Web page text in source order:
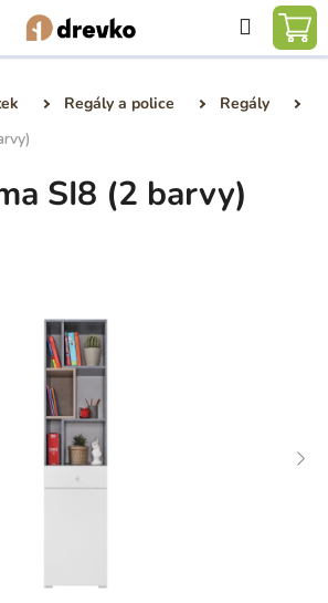
Hledat
Regály a police
Regály
SI8 (2 barvy)